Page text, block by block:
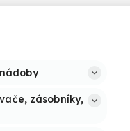
zásobníky,